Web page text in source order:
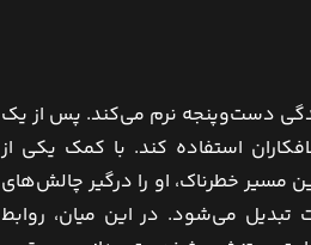
دست‌وپنجه نرم می‌کند. پس از یک
استفاده کند. با کمک یکی از
مسیر خطرناک، او را درگیر چالش‌های
تبدیل می‌شود. در این میان، روابط